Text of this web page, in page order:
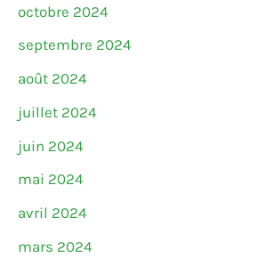
octobre 2024
septembre 2024
août 2024
juillet 2024
juin 2024
mai 2024
avril 2024
mars 2024